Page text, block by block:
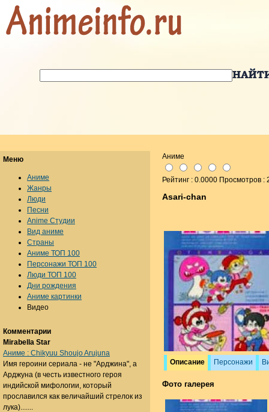
Аниме
Рейтинг : 0.0000 Просмотров :
Asari-chan
Описание Персонажи
Фото галерея
Меню
Аниме
Жанры
Люди
Песни
Anime Студии
Вид аниме
Страны
Аниме ТОП 100
Персонажи ТОП 100
Люди ТОП 100
Дни рождения
Аниме картинки
Видео
Комментарии
Mirabella Star
Аниме : Chikyuu Shoujo Arujuna
Имя героини сериала - не "Арджина", а
Арджуна (в честь известного героя
индийской мифологии, который
прославился как величайший стрелок из
лука).......